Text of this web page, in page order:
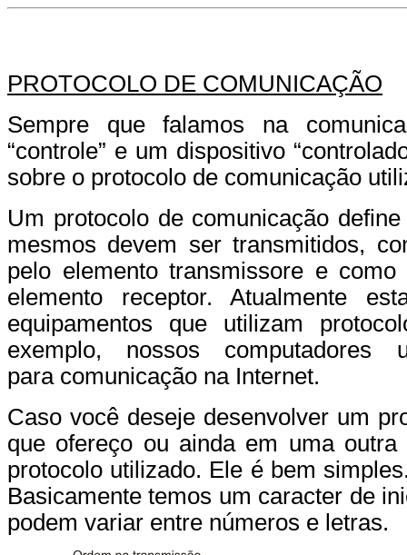
PROTOCOLO DE COMUNICAÇÃO
Sempre que falamos na
“controle” e um dispositivo
sobre o protocolo de comunicação
Um protocolo de comunicação
mesmos devem ser transmitidos,
pelo elemento transmissore e
elemento receptor. Atualmente
equipamentos que utilizam
exemplo, nossos
para comunicação na Internet.
Caso você deseje desenvolver um
que ofereço ou ainda em uma
protocolo utilizado. Ele é bem
Basicamente temos um caracter de
podem variar entre números e letras.